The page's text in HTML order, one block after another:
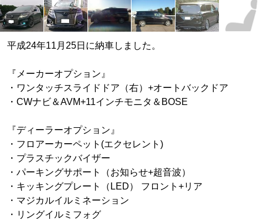
平成24年11月25日に納車しました。
『メーカーオプション』
・ワンタッチスライドドア（右）+オートバックドア
・CWナビ＆AVM+11インチモニタ＆BOSE
『ディーラーオプション』
・フロアーカーペット(エクセレント)
・プラスチックバイザー
・パーキングサポート（お知らせ+超音波）
・キッキングプレート（LED） フロント+リア
・マジカルイルミネーション
・リングイルミフォグ